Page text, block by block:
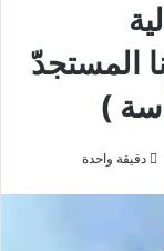
المستجدّ
)
دقيقة واحدة